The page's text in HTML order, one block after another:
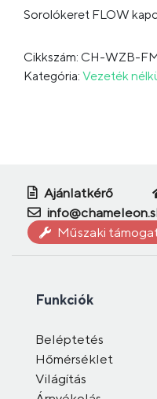
Sorolókeret FLOW
Cikkszám: CH-WZB-
Kategória: Vezeték
Ajánlatkérő
Műszaki
Funkciók
Beléptetés
Hőmérséklet
Világítás